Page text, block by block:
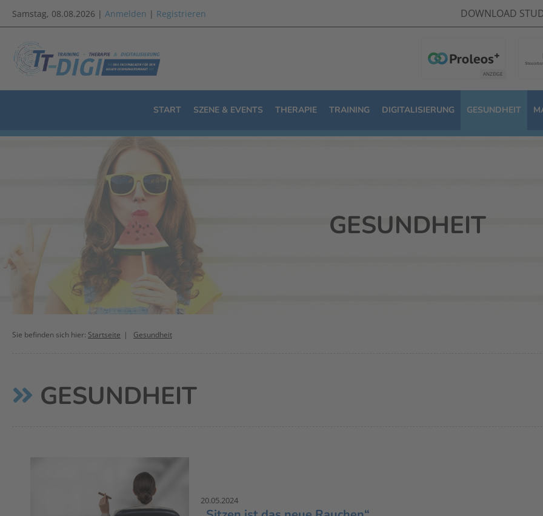
Samstag, 08.08.2026 | Anmelden | Registrieren DOWNLOAD
START SZENE & EVENTS THERAPIE TRAINING DIGITALISIERUNG GESUNDHEIT
GESUNDHEIT
Sie befinden sich hier: Startseite Gesundheit
GESUNDHEIT
20.05.2024